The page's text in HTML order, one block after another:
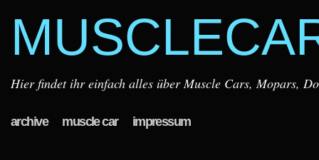
Hier findet ihr einfach alles über Muscle Cars, Mopars,
archive muscle car impressum